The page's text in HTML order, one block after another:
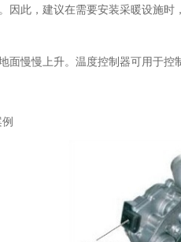
因此，建议在需要安装采暖设施
面慢慢上升。温度控制器可用于